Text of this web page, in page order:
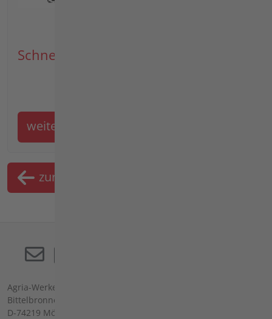
Schneeketten
weiter
zurück
Agria-Werke GmbH
Bittelbronner Str. 42
D-74219 Möckmühl